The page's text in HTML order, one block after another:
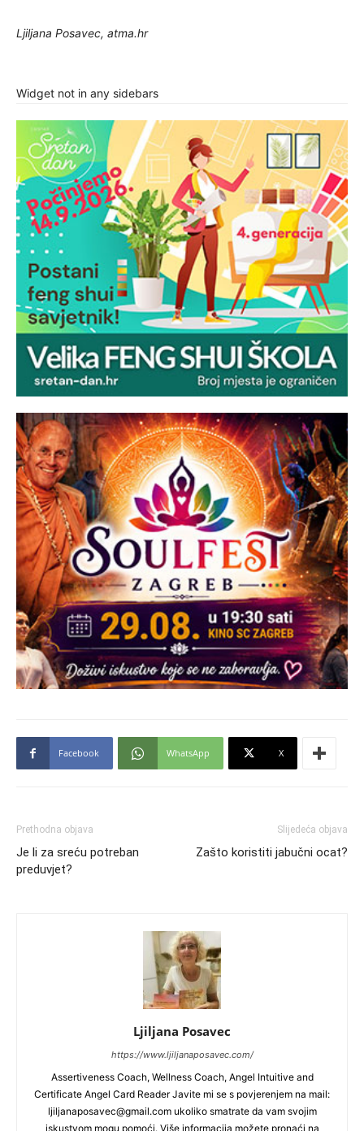
Ljiljana Posavec, atma.hr
Widget not in any sidebars
Facebook WhatsApp X
Prethodna objava
Je li za sreću potreban
preduvjet?
Slijedeća objava
Zašto koristiti jabučni ocat?
Ljiljana Posavec
https://www.ljiljanaposavec.com/
Assertiveness Coach, Wellness Coach, Angel Intuitive and
Certificate Angel Card Reader Javite mi se s povjerenjem na mail:
ljiljanaposavec@gmail.comukoliko smatrate da vam svojim
iskustvom mogu pomoći. Više informacija možete pronaći na